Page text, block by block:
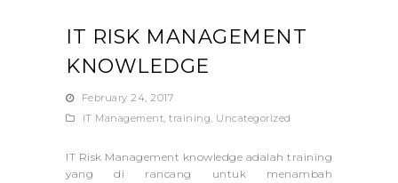
IT RISK MANAGEMENT
KNOWLEDGE
February 24, 2017
IT Management, training, Uncategorized
IT Risk Management knowledge adalah training
yang di rancang untuk menambah